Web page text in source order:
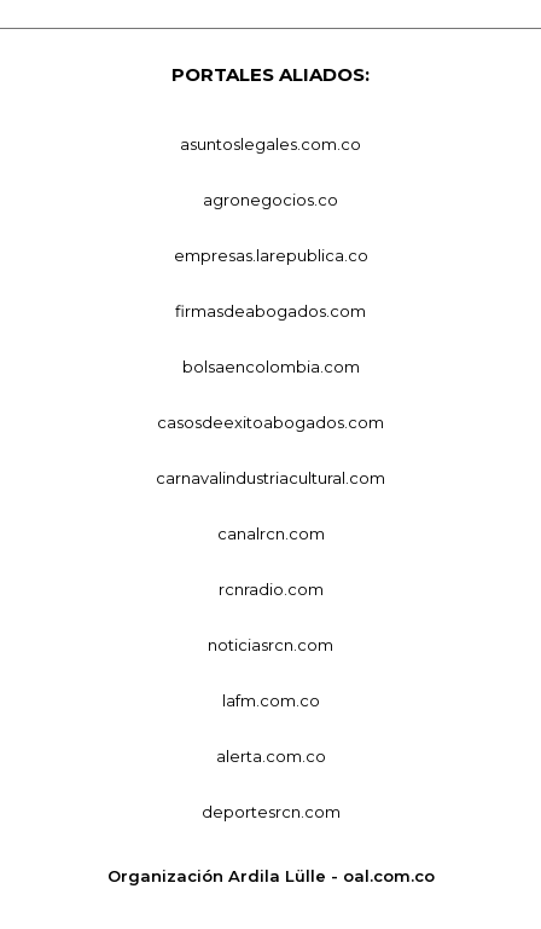
PORTALES ALIADOS:
asuntoslegales.com.co
agronegocios.co
empresas.larepublica.co
firmasdeabogados.com
bolsaencolombia.com
casosdeexitoabogados.com
carnavalindustriacultural.com
canalrcn.com
rcnradio.com
noticiasrcn.com
lafm.com.co
alerta.com.co
deportesrcn.com
Organización Ardila Lülle - oal.com.co